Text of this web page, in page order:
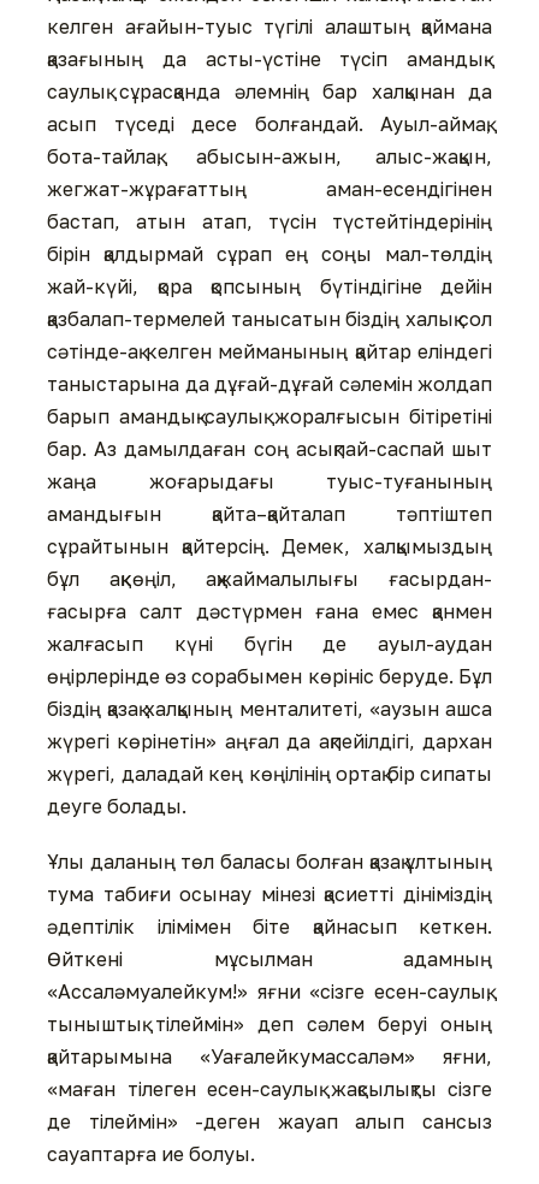
келген ағайын-туыс түгілі алаштың қаймана
қазағының да асты-үстіне түсіп амандық-
саулық сұрасқанда әлемнің бар халқынан да
асып түседі десе болғандай. Ауыл-аймақ,
бота-тайлақ, абысын-ажын, алыс-жақын,
жегжат-жұрағаттың аман-есендігінен
бастап, атын атап, түсін түстейтіндерінің
бірін қалдырмай сұрап ең соңы мал-төлдің
жай-күйі, қора қопсының бүтіндігіне дейін
қазбалап-термелей танысатын біздің халық сол
сәтінде-ақ келген мейманының қайтар еліндегі
таныстарына да дұғай-дұғай сәлемін жолдап
барып амандық-саулық жоралғысын бітіретіні
бар. Аз дамылдаған соң асықпай-саспай шыт
жаңа жоғарыдағы туыс-туғанының
амандығын қайта–қайталап тәптіштеп
сұрайтынын қайтерсің. Демек, халқымыздың
бұл ақкөңіл, ақжаймалылығы ғасырдан-
ғасырға салт дәстүрмен ғана емес қанмен
жалғасып күні бүгін де ауыл-аудан
өңірлерінде өз сорабымен көрініс беруде. Бұл
біздің қазақ халқының менталитеті, «аузын ашса
жүрегі көрінетін» аңғал да ақпейілдігі, дархан
жүрегі, даладай кең көңілінің ортақ бір сипаты
деуге болады.
Ұлы даланың төл баласы болған қазақ ұлтының
тума табиғи осынау мінезі қасиетті дініміздің
әдептілік ілімімен біте қайнасып кеткен.
Өйткені мұсылман адамның
«Ассаләмуалейкум!» яғни «сізге есен-саулық,
тыныштық тілеймін» деп сәлем беруі оның
қайтарымына «Уағалейкумассаләм» яғни,
«маған тілеген есен-саулық жақсылықты сізге
де тілеймін» -деген жауап алып сансыз
сауаптарға ие болуы.